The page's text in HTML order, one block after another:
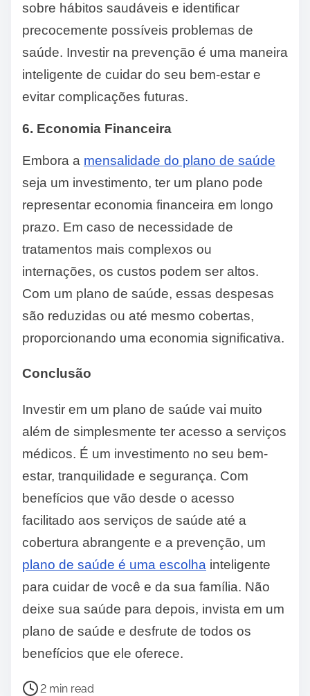
sobre hábitos saudáveis e identificar
precocemente possíveis problemas de
saúde. Investir na prevenção é uma maneira
inteligente de cuidar do seu bem-estar e
evitar complicações futuras.
6. Economia Financeira
Embora a mensalidade do plano de saúde
seja um investimento, ter um plano pode
representar economia financeira em longo
prazo. Em caso de necessidade de
tratamentos mais complexos ou
internações, os custos podem ser altos.
Com um plano de saúde, essas despesas
são reduzidas ou até mesmo cobertas,
proporcionando uma economia significativa.
Conclusão
Investir em um plano de saúde vai muito
além de simplesmente ter acesso a serviços
médicos. É um investimento no seu bem-
estar, tranquilidade e segurança. Com
benefícios que vão desde o acesso
facilitado aos serviços de saúde até a
cobertura abrangente e a prevenção, um
plano de saúde é uma escolha inteligente
para cuidar de você e da sua família. Não
deixe sua saúde para depois, invista em um
plano de saúde e desfrute de todos os
benefícios que ele oferece.
P
2 min read